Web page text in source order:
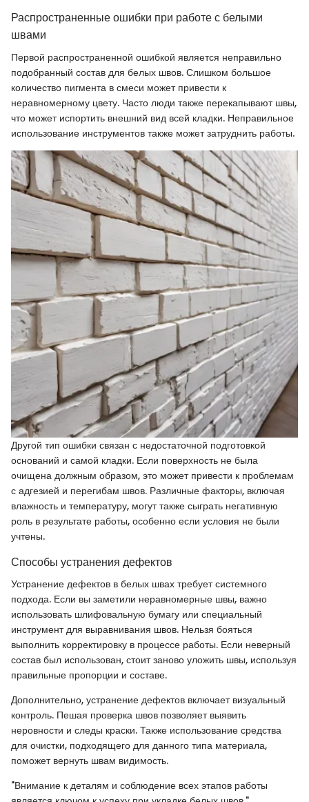
Распространенные ошибки при работе с белыми
швами
Первой распространенной ошибкой является неправильно
подобранный состав для белых швов. Слишком большое
количество пигмента в смеси может привести к
неравномерному цвету. Часто люди также перекапывают швы,
что может испортить внешний вид всей кладки. Неправильное
использование инструментов также может затруднить работы.
Другой тип ошибки связан с недостаточной подготовкой
оснований и самой кладки. Если поверхность не была
очищена должным образом, это может привести к проблемам
с адгезией и перегибам швов. Различные факторы, включая
влажность и температуру, могут также сыграть негативную
роль в результате работы, особенно если условия не были
учтены.
Способы устранения дефектов
Устранение дефектов в белых швах требует системного
подхода. Если вы заметили неравномерные швы, важно
использовать шлифовальную бумагу или специальный
инструмент для выравнивания швов. Нельзя бояться
выполнить корректировку в процессе работы. Если неверный
состав был использован, стоит заново уложить швы, используя
правильные пропорции и составе.
Дополнительно, устранение дефектов включает визуальный
контроль. Пешая проверка швов позволяет выявить
неровности и следы краски. Также использование средства
для очистки, подходящего для данного типа материала,
поможет вернуть швам видимость.
"Внимание к деталям и соблюдение всех этапов работы